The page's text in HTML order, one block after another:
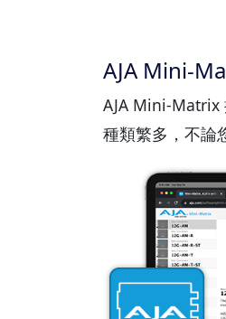
AJA Mini-
AJA Mini-Matrix
種類繁多，不論